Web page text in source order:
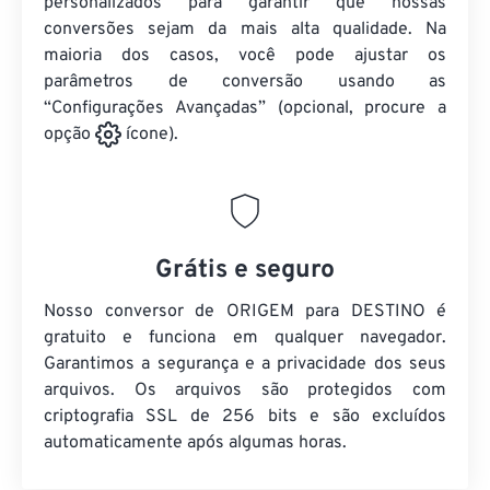
conversões sejam da mais alta qualidade. Na
maioria dos casos, você pode ajustar os
parâmetros de conversão usando as
“Configurações Avançadas” (opcional, procure a
opção
ícone).
Grátis e seguro
Nosso conversor de ORIGEM para DESTINO é
gratuito e funciona em qualquer navegador.
Garantimos a segurança e a privacidade dos seus
arquivos. Os arquivos são protegidos com
criptografia SSL de 256 bits e são excluídos
automaticamente após algumas horas.